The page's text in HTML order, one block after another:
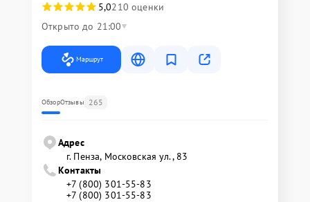
5,0210 оценки
Открыто до 21:00
Маршрут
ОбзорОтзывы 265
Адрес
г. Пенза, Московская ул., 83
Контакты
+7 (800) 301-55-83
+7 (800) 301-55-83